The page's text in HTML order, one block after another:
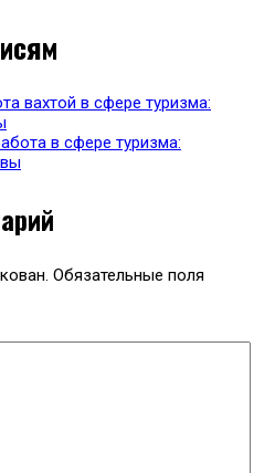
вахтой в сфере туризма:
в сфере туризма:
Обязательные поля